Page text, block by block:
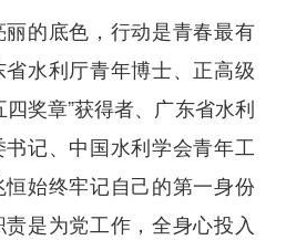
的底色，行动是青春最有
水利厅青年博士、正高级
奖章”获得者、广东省水利
记、中国水利学会青年工
始终牢记自己的第一身份
是为党工作，全身心投入